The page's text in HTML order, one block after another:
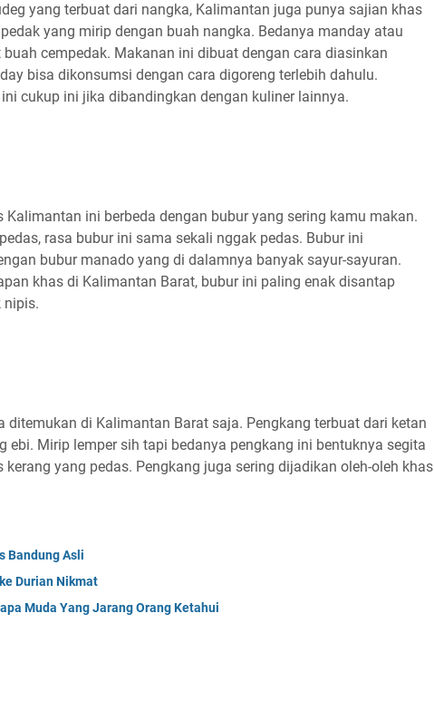
yang terbuat dari nangka, Kalimantan juga punya sajian khas
yang mirip dengan buah nangka. Bedanya manday atau
cempedak. Makanan ini dibuat dengan cara diasinkan
bisa dikonsumsi dengan cara digoreng terlebih dahulu.
cukup ini jika dibandingkan dengan kuliner lainnya.
Kalimantan ini berbeda dengan bubur yang sering kamu makan.
rasa bubur ini sama sekali nggak pedas. Bubur ini
bubur manado yang di dalamnya banyak sayur-sayuran.
khas di Kalimantan Barat, bubur ini paling enak disantap
nipis.
ditemukan di Kalimantan Barat saja. Pengkang terbuat dari ketan
ebi. Mirip lemper sih tapi bedanya pengkang ini bentuknya segita
yang pedas. Pengkang juga sering dijadikan oleh-oleh khas
Bandung Asli
Durian Nikmat
Muda Yang Jarang Orang Ketahui